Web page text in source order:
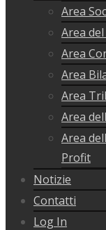
Area
Area
Area
Area
Area
Area
Area
Profit
Notizie
Contatti
Log In